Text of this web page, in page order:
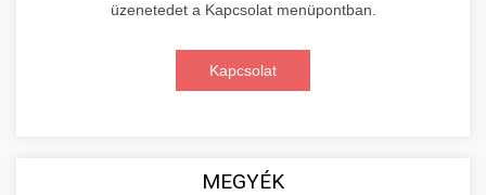
üzenetedet a Kapcsolat menüpontban.
Kapcsolat
MEGYÉK